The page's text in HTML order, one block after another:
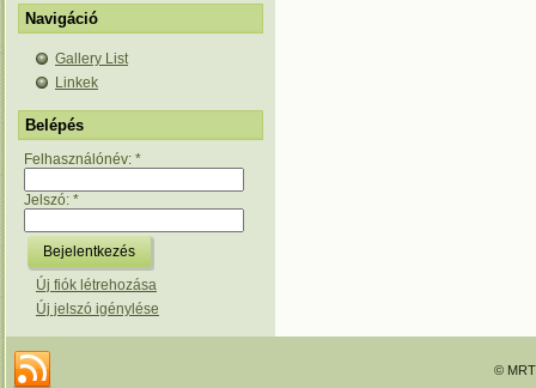
Navigáció
Gallery List
Linkek
Belépés
Felhasználónév: *
Jelszó: *
Új fiók létrehozása
Új jelszó igénylése
©